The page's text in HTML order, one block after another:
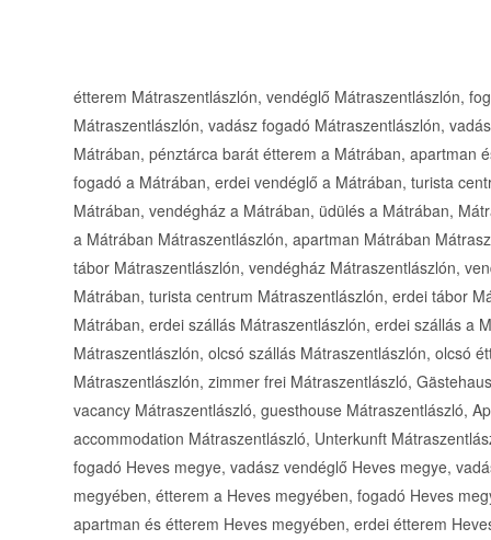
étterem Mátraszentlászlón, vendéglő Mátraszentlászlón,
Mátraszentlászlón, vadász fogadó Mátraszentlászlón,
Mátrában, pénztárca barát étterem a Mátrában, apartman
fogadó a Mátrában, erdei vendéglő a Mátrában, turista
Mátrában, vendégház a Mátrában, üdülés a Mátrában,
a Mátrában Mátraszentlászlón, apartman Mátrában
tábor Mátraszentlászlón, vendégház Mátraszentlászlón,
Mátrában, turista centrum Mátraszentlászlón, erdei tábor
Mátrában, erdei szállás Mátraszentlászlón, erdei szállás a
Mátraszentlászlón, olcsó szállás Mátraszentlászlón, olcsó
Mátraszentlászlón, zimmer frei Mátraszentlászló,
vacancy Mátraszentlászló, guesthouse Mátraszentlászló,
accommodation Mátraszentlászló, Unterkunft
fogadó Heves megye, vadász vendéglő Heves megye,
megyében, étterem a Heves megyében, fogadó Heves
apartman és étterem Heves megyében, erdei étterem